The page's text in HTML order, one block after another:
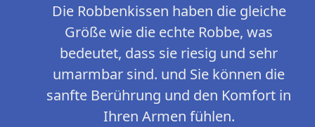
Die Robbenkissen haben die gleiche
Größe wie die echte Robbe, was
bedeutet, dass sie riesig und sehr
umarmbar sind. und Sie können die
sanfte Berührung und den Komfort in
Ihren Armen fühlen.